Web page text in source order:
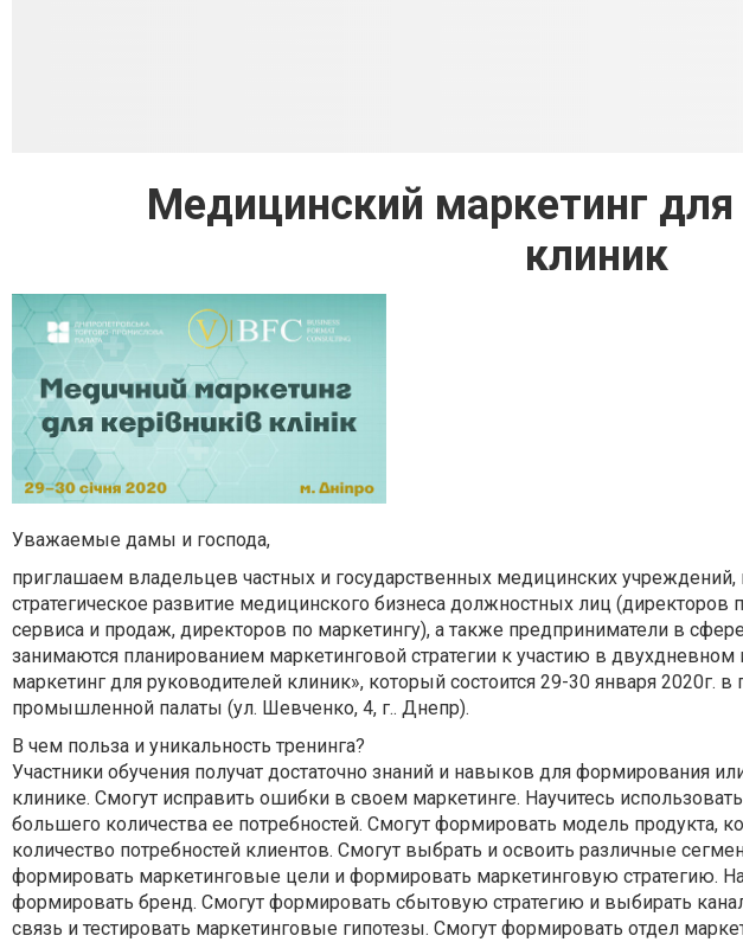
Медицинский маркетинг для
клиник
Уважаемые дамы и господа,
приглашаем владельцев частных и государственных медицинских
стратегическое развитие медицинского бизнеса должностных лиц (директоров
сервиса и продаж, директоров по маркетингу), а также предприниматели в
занимаются планированием маркетинговой стратегии к участию в
маркетинг для руководителей клиник», который состоится 29-30 января 2020г.
промышленной палаты (ул. Шевченко, 4, г.. Днепр).
В чем польза и уникальность тренинга?
Участники обучения получат достаточно знаний и навыков для формирования
клинике. Смогут исправить ошибки в своем маркетинге. Научитесь
большего количества ее потребностей. Смогут формировать модель продукта,
количество потребностей клиентов. Смогут выбрать и освоить различные
формировать маркетинговые цели и формировать маркетинговую стратегию.
формировать бренд. Смогут формировать сбытовую стратегию и выбирать
связь и тестировать маркетинговые гипотезы. Смогут формировать отдел